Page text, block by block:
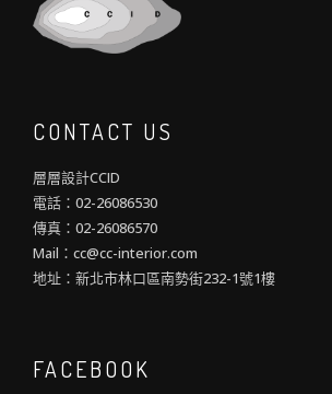
CONTACT US
層層設計CCID
電話：02-26086530
傳真：02-26086570
Mail：cc@cc-interior.com
地址：新北市林口區南勢街232-1號1樓
FACEBOOK